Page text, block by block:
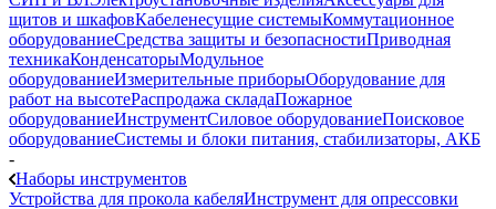
щитов и шкафовКабеленесущие системыКоммутационное
оборудованиеСредства защиты и безопасностиПриводная
техникаКонденсаторыМодульное
оборудованиеИзмерительные приборыОборудование для
работ на высотеРаспродажа складаПожарное
оборудованиеИнструментСиловое оборудованиеПоисковое
оборудованиеСистемы и блоки питания, стабилизаторы, АКБ
-
Наборы инструментов
Устройства для прокола кабеляИнструмент для опрессовки